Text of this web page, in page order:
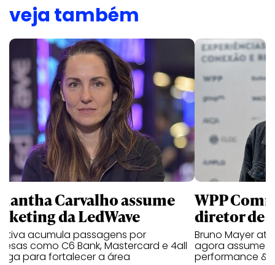
veja também
Carvalho assume
da LedWave
acumula passagens por
como C6 Bank, Mastercard e 4all
para fortalecer a área
WPP
diretor de
Bruno Mayer
agora assume
performance &